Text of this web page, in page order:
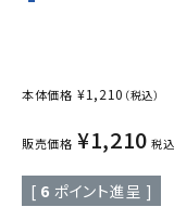
本体価格 ¥1,210 （税込）
販売価格 ¥1,210 税込
[ 6 ポイント進呈 ]